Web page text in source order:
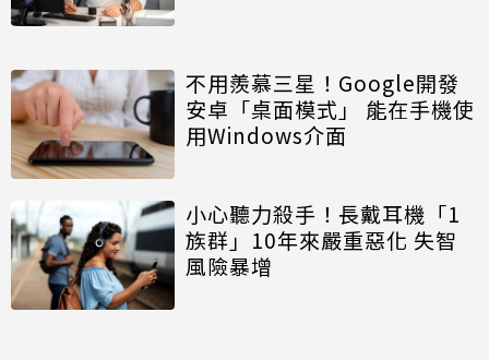
不用羨慕三星！Google開發
安卓「桌面模式」 能在手機使
用Windows介面
小心聽力殺手！長戴耳機「1
族群」10年來嚴重惡化 失智
風險暴增